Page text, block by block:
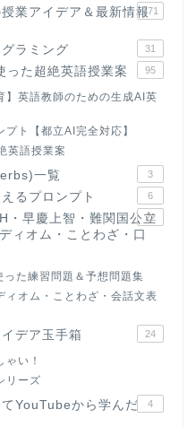
業アイデア＆最新情報171
ラミング 31
った超絶英語授業案 95
】英語教師のための生成AI英
ト【都立AI完全対応】
英語授業案
一覧 3
るプロンプト 6
・早慶上智・難関国公立
ィオム・ことわざ・口
22
た練習問題＆予想問題集
ィオム・ことわざ・会話文表
デア玉手箱 24
い！
リーズ
YouTubeから学んだ 4